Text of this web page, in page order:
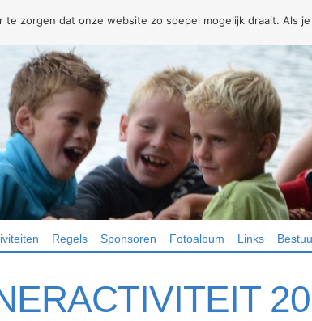
Regels Sponsoren Fotoalbum Links
te zorgen dat onze website zo soepel mogelijk draait.